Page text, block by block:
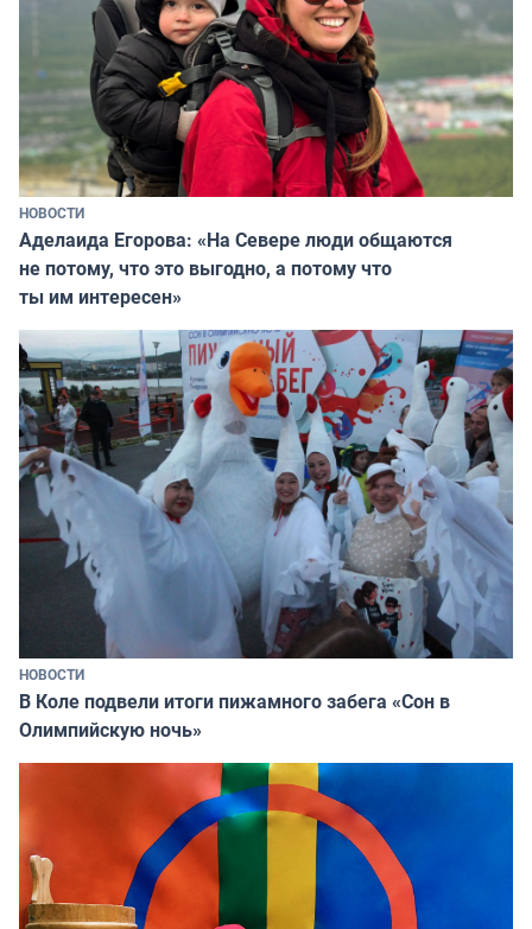
НОВОСТИ
Аделаида Егорова: «На Севере люди общаются
не потому, что это выгодно, а потому что
ты им интересен»
НОВОСТИ
В Коле подвели итоги пижамного забега «Сон в
Олимпийскую ночь»